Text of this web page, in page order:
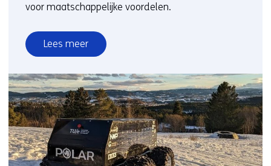
voor maatschappelijke voordelen.
Lees meer
over
Connected
mobility